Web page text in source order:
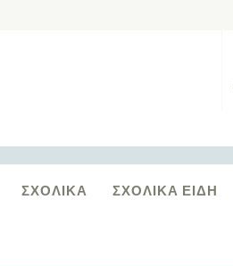
ΣΧΟΛΙΚΆ ΣΧΟΛΙΚΆ ΕΊΔΗ